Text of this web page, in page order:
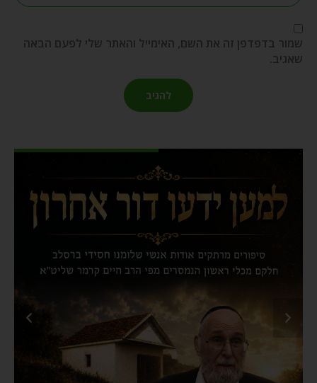
שמור בדפדפן זה את השם, האימייל והאתר שלי לפעם הבאה
שאגיב.